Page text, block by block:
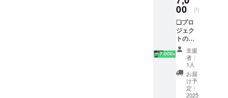
ありま
す
イブが
残って
いる限
りとな
ります
※読み上
げてほ
しい名
前を備
考欄に
記入お
00 円
❏プロ
ジェク
トの進
捗報告
❏お披
露目
Live配
信でク
レジッ
ト表記
支援
者：
1人
お届
け予
定：
2025